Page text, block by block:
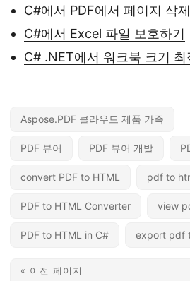
C#에서 PDF에서 페이지 삭
C#에서 Excel 파일 보호하기
C# .NET에서 워크북 크기 최
Aspose.PDF 클라우드 제품 가족
PDF 뷰어 PDF 뷰어 개발
convert PDF to HTML pdf to
PDF to HTML Converter view
PDF to HTML in C# export pdf
« 이전 페이지